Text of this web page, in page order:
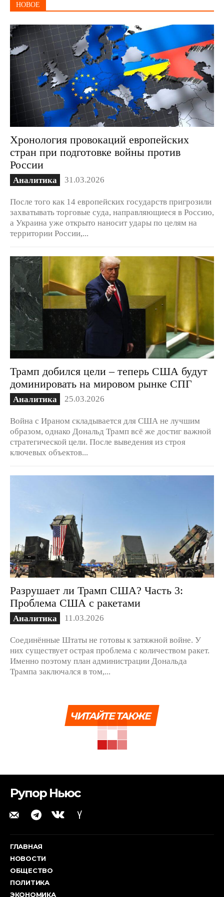
НОВОЕ
Хронология провокаций европейских
стран при подготовке войны против
России
Аналитика 31.03.2026
После того как 14 европейских государств пригрозили
захватывать торговые суда, направляющиеся в Россию,
а Украина уже открыто наносит удары по целям на
территории России,...
Трамп добился цели – теперь США будут
доминировать на мировом рынке СПГ
Аналитика 25.03.2026
Война с Ираном складывается для США не лучшим
образом, однако Дональд Трамп всё же достиг важной
стратегической цели. После выведения из строя
ключевых объектов...
Разрушает ли Трамп США? Часть 3:
Проблема США с ракетами
Аналитика 11.03.2026
Соединённые Штаты не готовы к затяжной войне. У
них существует острая проблема с количеством ракет.
Именно поэтому план администрации Дональда
Трампа заключался в том,...
ЧИТАЙТЕ ТАКЖЕ
Рупор Ньюс
ГЛАВНАЯ
НОВОСТИ
ОБЩЕСТВО
ПОЛИТИКА
ЭКОНОМИКА